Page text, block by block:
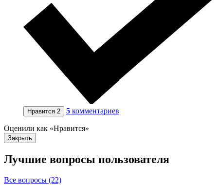
Нравится 2 5 комментариев
Оценили как «Нравится»
Закрыть
Лучшие вопросы пользователя
Все вопросы (22)